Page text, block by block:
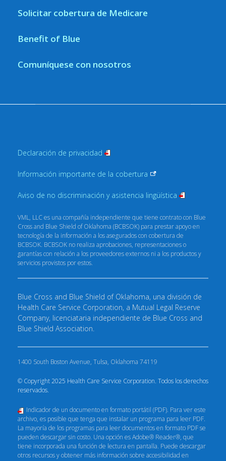
Solicitar cobertura de Medicare
Benefit of Blue
Comuníquese con nosotros
Declaración de privacidad
Información importante de la cobertura
Aviso de no discriminación y asistencia lingüística
VML, LLC es una compañía independiente que tiene contrato con Blue
Cross and Blue Shield of Oklahoma (BCBSOK) para prestar apoyo en
tecnología de la información a los asegurados con cobertura de
BCBSOK. BCBSOK no realiza aprobaciones, representaciones o
garantías con relación a los proveedores externos ni a los productos y
servicios provistos por estos.
Blue Cross and Blue Shield of Oklahoma, una división de
Health Care Service Corporation, a Mutual Legal Reserve
Company, licenciataria independiente de Blue Cross and
Blue Shield Association.
1400 South Boston Avenue, Tulsa, Oklahoma 74119
© Copyright 2025 Health Care Service Corporation. Todos los derechos
reservados.
Indicador de un documento en formato portátil (PDF). Para ver este
archivo, es posible que tenga que instalar un programa para leer PDF.
La mayoría de los programas para leer documentos en formato PDF se
pueden descargar sin costo. Una opción es Adobe® Reader®, que
tiene incorporada una función de lectura en pantalla. Puede descargar
otros recursos y obtener más información sobre accesibilidad en